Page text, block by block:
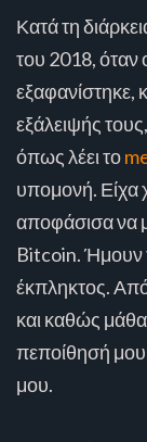
Κατά τη
του 2018,
εξαφανίστηκε,
εξάλειψής
όπως λέει το
υπομονή. Είχα
αποφάσισα να
Bitcoin. Ήμουν
έκπληκτος.
και καθώς
πεποίθησή μου
μου.